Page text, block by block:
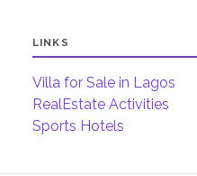
LINKS
Villa for Sale in Lagos
RealEstate Activities
Sports Hotels